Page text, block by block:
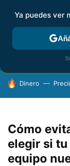
FISCALIDAD Y
HOY SE HABLA
Dinero
Cómo
elegir si
equipo
Ya puedes ver